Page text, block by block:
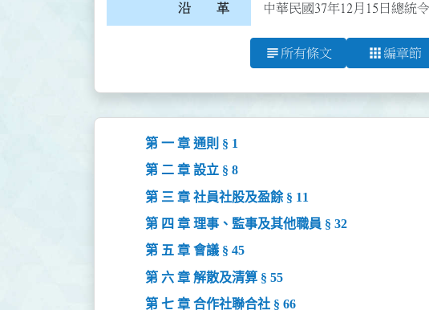
沿 革 中華民國37年12月15日總統
subject 所有條文 apps 編章節
第 一 章 通則 § 1
第 二 章 設立 § 8
第 三 章 社員社股及盈餘 § 11
第 四 章 理事、監事及其他職員 § 32
第 五 章 會議 § 45
第 六 章 解散及清算 § 55
第 七 章 合作社聯合社 § 66